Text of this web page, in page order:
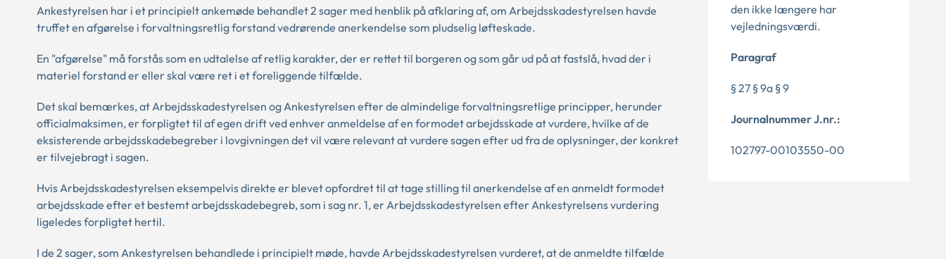
Ankestyrelsen har i et principielt ankemøde behandlet 2 sager med henblik på afklaring af, om Arbejdsskadestyrelsen havde
truffet en afgørelse i forvaltningsretlig forstand vedrørende anerkendelse som pludselig løfteskade.
En "afgørelse" må forstås som en udtalelse af retlig karakter, der er rettet til borgeren og som går ud på at fastslå, hvad der i
materiel forstand er eller skal være ret i et foreliggende tilfælde.
Det skal bemærkes, at Arbejdsskadestyrelsen og Ankestyrelsen efter de almindelige forvaltningsretlige principper, herunder
officialmaksimen, er forpligtet til af egen drift ved enhver anmeldelse af en formodet arbejdsskade at vurdere, hvilke af de
eksisterende arbejdsskadebegreber i lovgivningen det vil være relevant at vurdere sagen efter ud fra de oplysninger, der konkret
er tilvejebragt i sagen.
Hvis Arbejdsskadestyrelsen eksempelvis direkte er blevet opfordret til at tage stilling til anerkendelse af en anmeldt formodet
arbejdsskade efter et bestemt arbejdsskadebegreb, som i sag nr. 1, er Arbejdsskadestyrelsen efter Ankestyrelsens vurdering
ligeledes forpligtet hertil.
I de 2 sager, som Ankestyrelsen behandlede i principielt møde, havde Arbejdsskadestyrelsen vurderet, at de anmeldte tilfælde
den ikke længere har
vejledningsværdi.
Paragraf
§ 27 § 9a § 9
Journalnummer J.nr.:
102797-00103550-00